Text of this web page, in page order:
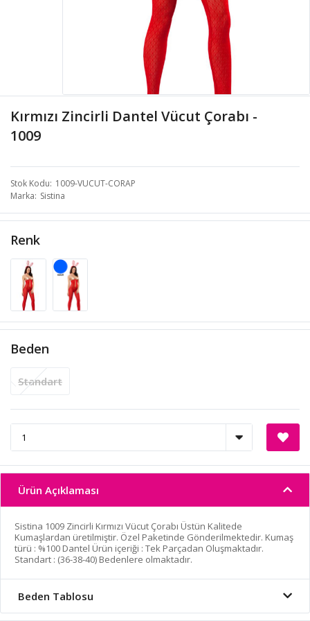
Kırmızı Zincirli Dantel Vücut Çorabı -
1009
Stok Kodu 1009-VUCUT-CORAP
Marka Sistina
Renk
Beden
Standart
Ürün Açıklaması
Sistina 1009 Zincirli Kırmızı Vücut Çorabı Üstün Kalitede
Kumaşlardan üretilmiştir. Özel Paketinde Gönderilmektedir. Kumaş
türü : %100 Dantel Ürün içeriği : Tek Parçadan Oluşmaktadır.
Standart : (36-38-40) Bedenlere olmaktadır.
Beden Tablosu